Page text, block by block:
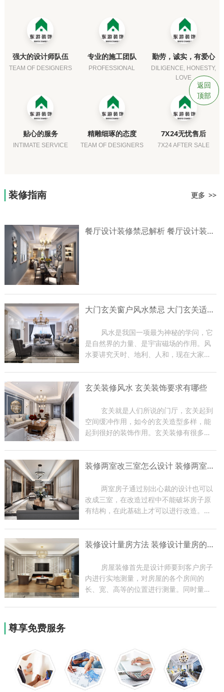
强大的设计师队伍
TEAM OF DESIGNERS
专业的施工团队
PROFESSIONAL
勤劳，诚实，有爱心
DILIGENCE, HONESTY,
LOVE
贴心的服务
INTIMATE SERVICE
精雕细琢的态度
TEAM OF DESIGNERS
7X24无忧售后
7X24 AFTER SALE
装修指南 更多 >>
餐厅设计装修禁忌解析 餐厅设计装修技巧介绍
大门玄关窗户风水禁忌 大门玄关适合摆放什么
	风水是我国一项最为神秘的学问，它
是自然界的力量、是宇宙磁场的作用。风
水要讲究天时、地利、人和，现在大家在
装修时有很多禁忌。那么下面东游装饰的
玄关装修风水 玄关装饰要求有哪些
	玄关就是人们所说的门厅，玄关起到
空间缓冲作用，如今的玄关造型多样，能
起到很好的装饰作用。玄关装修有很多风
康，严重时会影响到主人的事业。下面小装修两室改三室怎么设计 装修两室注意事项
	两室房子通过别出心裁的设计也可以
改成三室，在改造过程中不能破坏房子原
有结构，在此基础上才可以进行改造。两
要比改造之前有进步。下面小编带大家了装修设计量房方法 装修设计量房的作用
	房屋装修首先是设计师要到客户房子
内进行实地测量，对房屋的各个房间的
长、宽、高等的位置进行测量。同时量房
尊享免费服务
返回
顶部